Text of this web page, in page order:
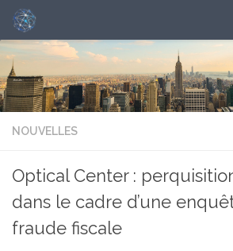
NOUVELLES
Optical Center :
dans le cadre d’une
fraude fiscale